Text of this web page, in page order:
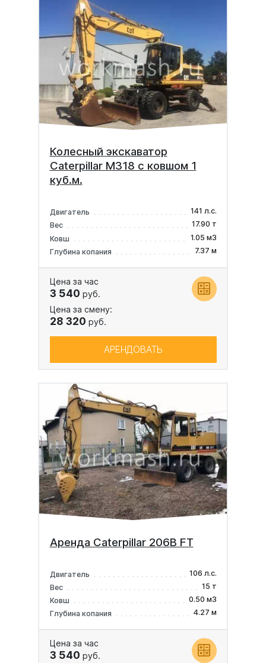
Колесный экскаватор
Caterpillar M318 с ковшом 1
куб.м.
Двигатель
141 л.с.
Вес
17.90 т
Ковш
1.05 м3
Глубина копания
7.37 м
Цена за час
3 540 руб.
Цена за смену:
28 320 руб.
АРЕНДОВАТЬ
Аренда Caterpillar 206B FT
Двигатель
106 л.с.
Вес
15 т
Ковш
0.50 м3
Глубина копания
4.27 м
Цена за час
3 540 руб.